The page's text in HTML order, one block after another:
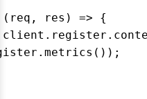
res) => {